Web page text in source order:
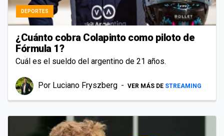
DEPORTES
¿Cuánto cobra Colapinto como piloto de
Fórmula 1?
Cuál es el sueldo del argentino de 21 años.
Por Luciano Fryszberg VER MÁS DE STREAMING